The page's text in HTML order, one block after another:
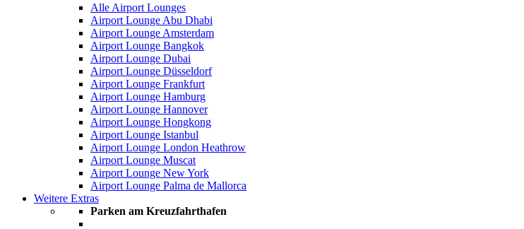
Alle Airport Lounges
Airport Lounge Abu Dhabi
Airport Lounge Amsterdam
Airport Lounge Bangkok
Airport Lounge Dubai
Airport Lounge Düsseldorf
Airport Lounge Frankfurt
Airport Lounge Hamburg
Airport Lounge Hannover
Airport Lounge Hongkong
Airport Lounge Istanbul
Airport Lounge London Heathrow
Airport Lounge Muscat
Airport Lounge New York
Airport Lounge Palma de Mallorca
Weitere Extras
Parken am Kreuzfahrthafen